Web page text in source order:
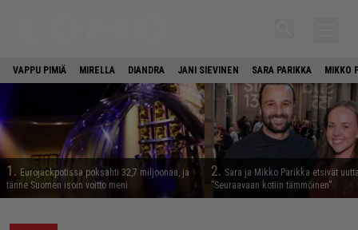
VAPPU PIMIÄ MIRELLA DIANDRA JANI SIEVINEN SARA PARIKKA MIKKO
1. Eurojackpotissa poksahti 32,7 miljoonaa, ja
tänne Suomen isoin voitto meni
2. Sara ja Mikko Parikka etsivät
”Seuraavaan kotiin tämmöinen”